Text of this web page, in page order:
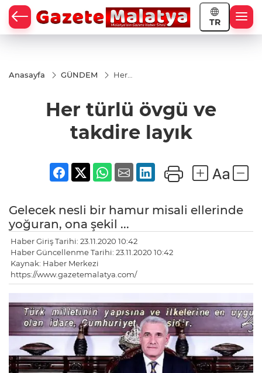
TR
Anasayfa GÜNDEM
Her
ve
takdire
Her türlü övgü ve
takdire layık
Gelecek nesli bir hamur misali ellerinde
yoğuran, ona şekil ...
Haber Giriş Tarihi: 23.11.2020 10:42
Haber Güncellenme Tarihi: 23.11.2020 10:42
Kaynak: Haber Merkezi
https://www.gazetemalatya.com/